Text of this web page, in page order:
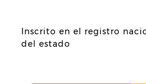
Inscrito en el registro
del estado